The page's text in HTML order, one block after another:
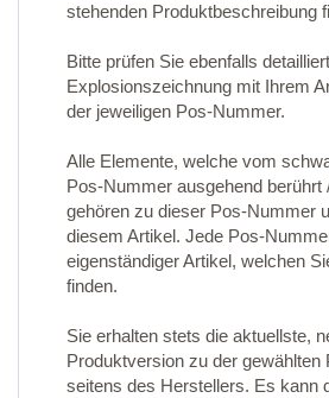
stehenden Produktbeschreibung
Bitte prüfen Sie ebenfalls
Explosionszeichnung mit Ihrem
der jeweiligen Pos-Nummer.
Alle Elemente, welche vom
Pos-Nummer ausgehend berührt
gehören zu dieser Pos-Nummer
diesem Artikel. Jede Pos-
eigenständiger Artikel, welchen
finden.
Sie erhalten stets die aktuellste,
Produktversion zu der gewählten
seitens des Herstellers. Es kann